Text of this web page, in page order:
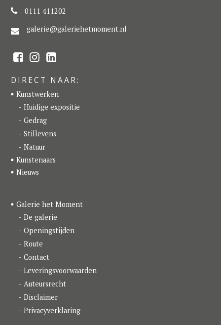
0111 411202
galerie@galeriehetmoment.nl
F
a
e
b
o
o
k
t
a
g
r
a
m
L
i
k
e
d
I
n
DIRECT NAAR:
Kunstwerken
Huidige expositie
Gedrag
Stillevens
Natuur
Kunstenaars
Nieuws
Galerie het Moment
De galerie
Openingstijden
Route
Contact
Leveringsvoorwaarden
Auteursrecht
Disclaimer
Privacyverklaring